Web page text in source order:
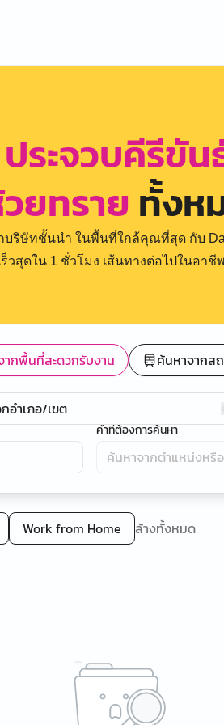
ประจวบคีรีขั
ยทราย ทั้งห
ริษัทชั้นนำ ในพื้นที่ใกล้คุณที่สุด กับ
ร็วสุดใน 1 ชั่วโมง เส้นทางต่อไปในอา
ากพื้นที่สะดวกรับงาน ค้นหาจากส
อำเภอ/เขต
คำที่ต้องการค้นหา
Work from Home ล้างทั้งหมด